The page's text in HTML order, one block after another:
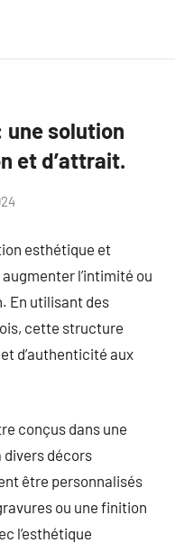
une solution
et d’attrait.
esthétique et
l’intimité ou
En utilisant des
cette structure
d’authenticité aux
conçus dans une
divers décors
être personnalisés
ou une finition
l’esthétique